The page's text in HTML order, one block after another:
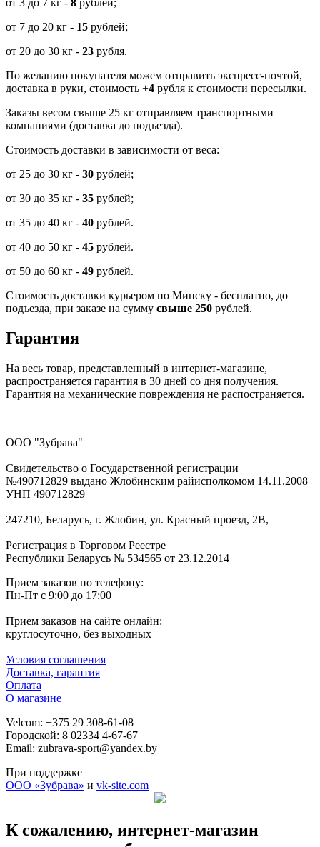
от 7 до 20 кг - 15 рублей;
от 20 до 30 кг - 23 рубля.
По желанию покупателя можем отправить экспресс-почтой,
доставка в руки, стоимость +4 рубля к стоимости пересылки.
Заказы весом свыше 25 кг отправляем транспортными
компаниями (доставка до подъезда).
Стоимость доставки в зависимости от веса:
от 25 до 30 кг - 30 рублей;
от 30 до 35 кг - 35 рублей;
от 35 до 40 кг - 40 рублей.
от 40 до 50 кг - 45 рублей.
от 50 до 60 кг - 49 рублей.
Стоимость доставки курьером по Минску - бесплатно, до
подъезда, при заказе на сумму свыше 250 рублей.
Гарантия
На весь товар, представленный в интернет-магазине,
распространяется гарантия в 30 дней со дня получения.
Гарантия на механические повреждения не распостраняется.
ООО "Зубрава"
Свидетельство о Государственной регистрации
№490712829 выдано Жлобинским райисполкомом 14.11.2008
УНП 490712829
247210, Беларусь, г. Жлобин, ул. Красный проезд, 2В,
Регистрация в Торговом Реестре
Республики Беларусь № 534565 от 23.12.2014
Прием заказов по телефону:
Пн-Пт с 9:00 до 17:00
Прием заказов на сайте онлайн:
круглосуточно, без выходных
Условия соглашения
Доставка, гарантия
Оплата
О магазине
Velcom: +375 29 308-61-08
Городской: 8 02334 4-67-67
Email: zubrava-sport@yandex.by
При поддержке
ООО «Зубрава» и vk-site.com
К сожалению, интернет-магазин